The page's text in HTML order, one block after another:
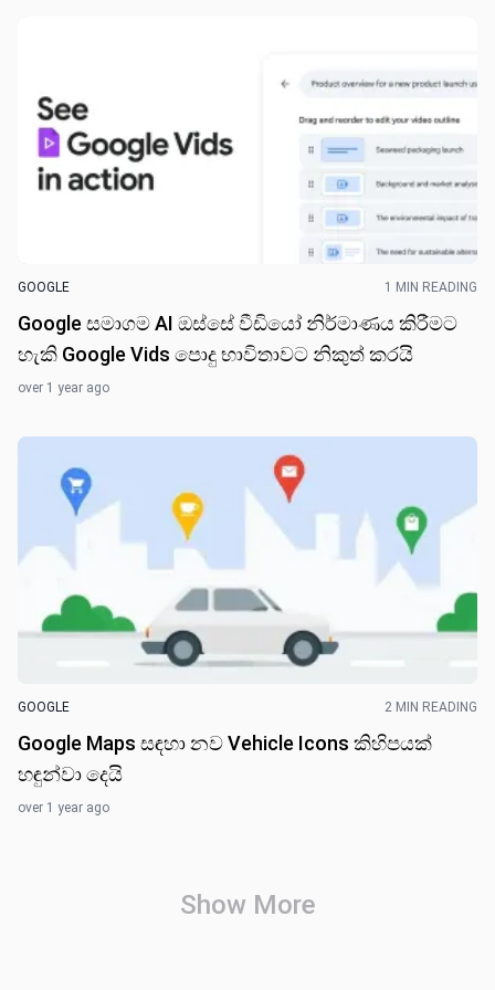
GOOGLE 1 MIN READING
Google සමාගම AI ඔස්සේ වීඩියෝ නිර්මාණය කිරීමට
හැකි Google Vids පොදු භාවිතාවට නිකුත් කරයි
over 1 year ago
GOOGLE 2 MIN READING
Google Maps සඳහා නව Vehicle Icons කිහිපයක්
හඳුන්වා දෙයි
over 1 year ago
Show More